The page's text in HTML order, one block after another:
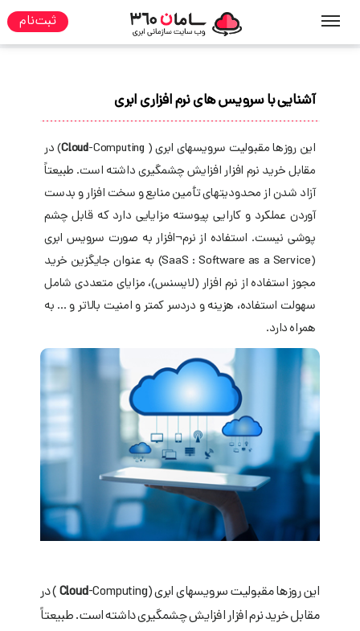
ثبت نام صفحه نخست مقالات سرویس های ابری
آشنایی با سرویس های نرم افزاری ابری
این روزها مقبولیت سرویسهای ابری ( Cloud-Computing) در
مقابل خرید نرم افزار افزایش چشمگیری داشته است. طبیعتاً
آزاد شدن از محدودیتهای تأمین منابع و سخت افزار و بدست
آوردن عملکرد و کارایی پیوسته مزایایی دارد که قابل چشم
پوشی نیست. استفاده از نرم¬افزار به صورت سرویس ابری
(SaaS : Software as a Service) به عنوان جایگزین خرید
مجوز استفاده از نرم افزار (لایسنس)، مزایای متعددی شامل
سهولت استفاده، هزینه و دردسر کمتر و امنیت بالاتر و ... به
همراه دارد.
این روزها مقبولیت سرویسهای ابری ( Cloud-Computing
) در
مقابل خرید نرم افزار افزایش چشمگیری داشته است. طبیعتاً